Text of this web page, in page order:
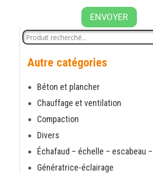
ENVOYER
Autre catégories
Béton et plancher
Chauffage et ventilation
Compaction
Divers
Échafaud – échelle – escabeau
Génératrice-éclairage